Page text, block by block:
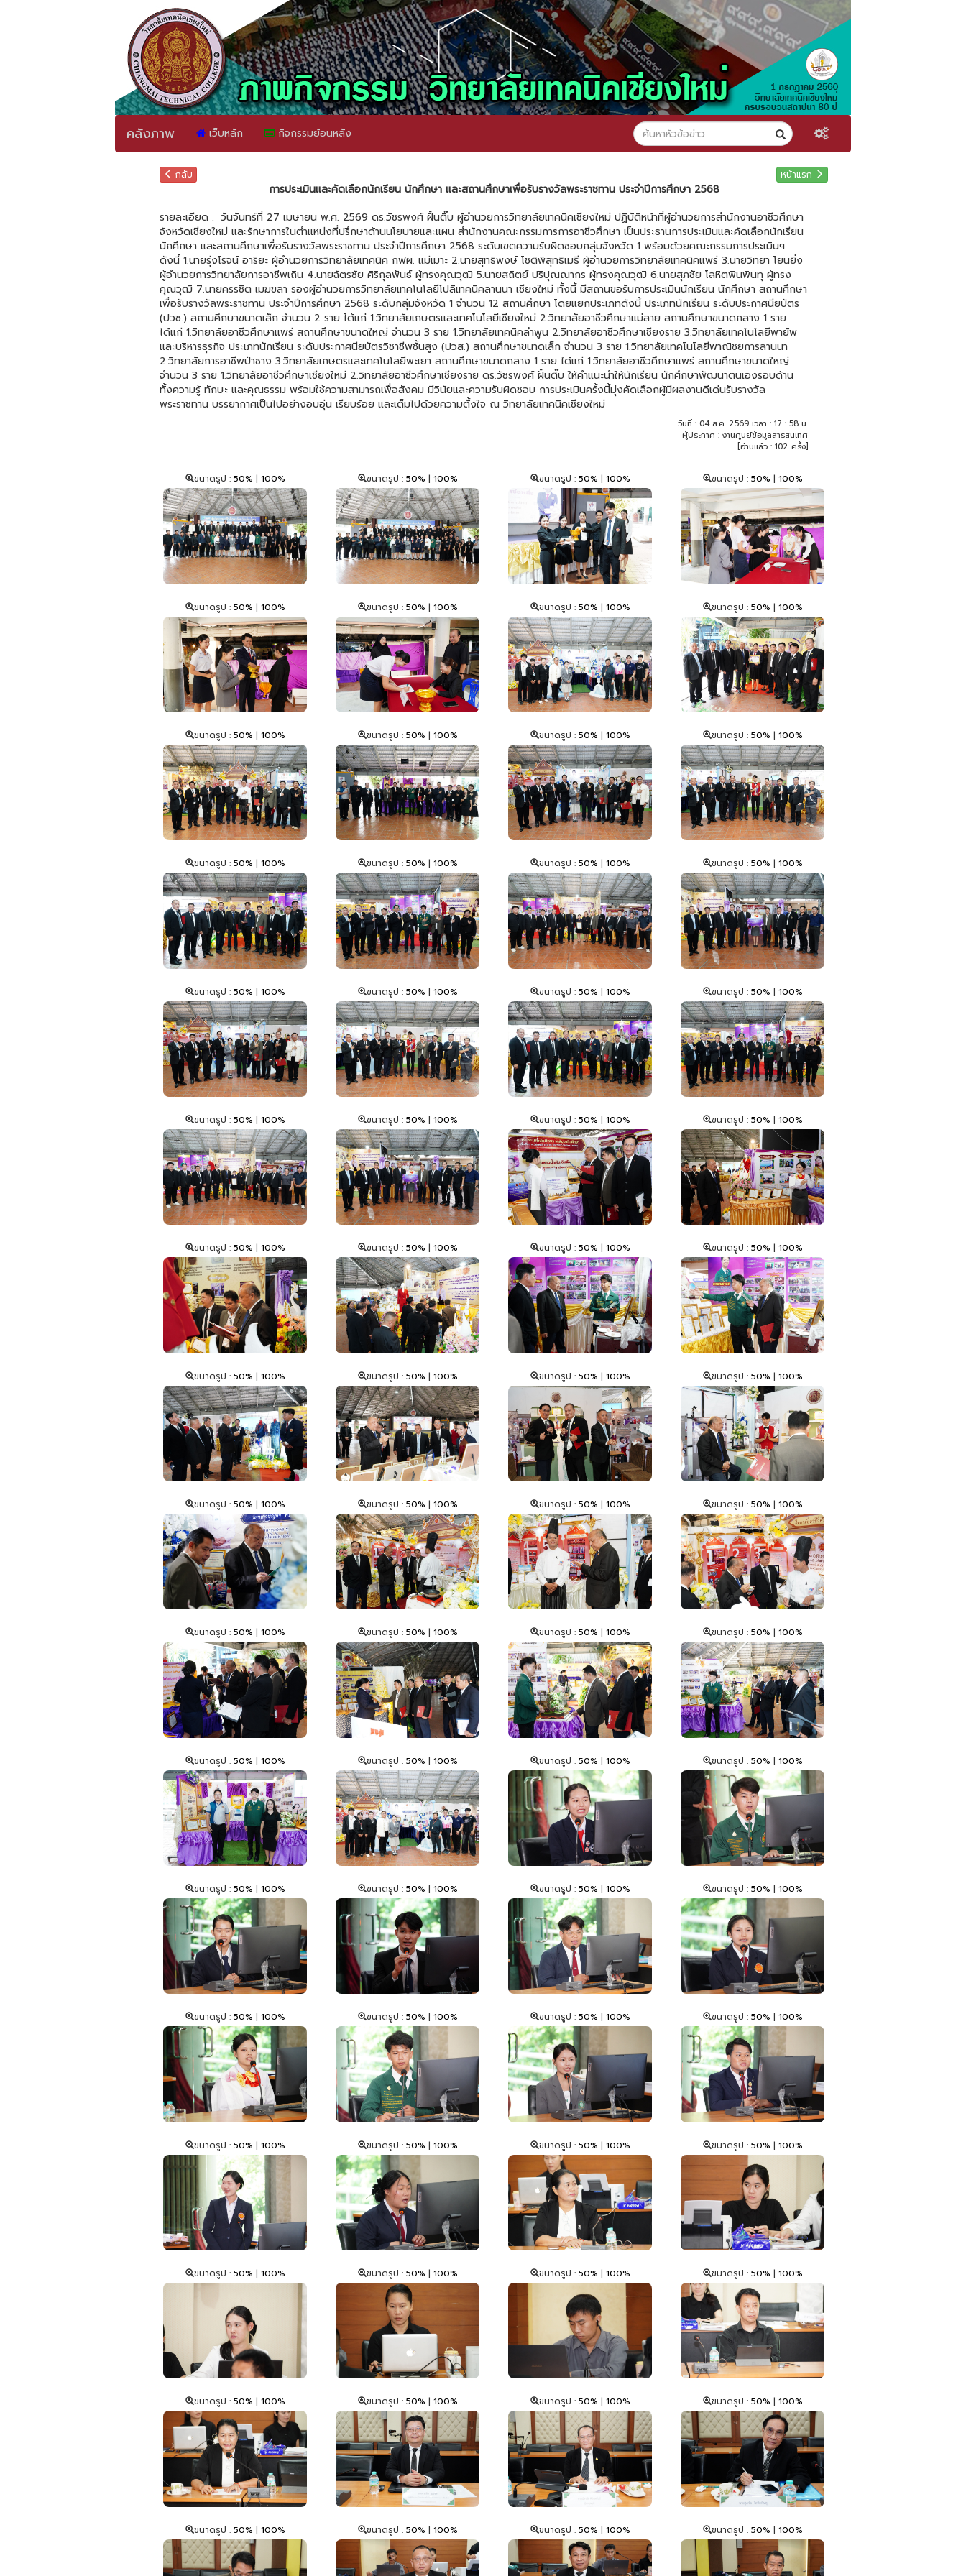
คลังภาพ เว็บหลัก กิจกรรมย้อนหลัง
กลับ หน้าแรก
การประเมินและคัดเลือกนักเรียน นักศึกษา และสถานศึกษาเพื่อรับรางวัลพระราชทาน ประจำปีการศึกษา 2568
รายละเอียด : วันจันทร์ที่ 27 เมษายน พ.ศ. 2569 ดร.วัชรพงศ์ ฝั้นติ๊บ ผู้อำนวยการวิทยาลัยเทคนิคเชียงใหม่ ปฏิบัติหน้าที่ผู้อำนวยการสำนักงานอาชีวศึกษา
จังหวัดเชียงใหม่ และรักษาการในตำแหน่งที่ปรึกษาด้านนโยบายและแผน สำนักงานคณะกรรมการการอาชีวศึกษา เป็นประธานการประเมินและคัดเลือกนักเรียน
นักศึกษา และสถานศึกษาเพื่อรับรางวัลพระราชทาน ประจำปีการศึกษา 2568 ระดับเขตความรับผิดชอบกลุ่มจังหวัด 1 พร้อมด้วยคณะกรรมการประเมินฯ
ดังนี้ 1.นายรุ่งโรจน์ อาริยะ ผู้อำนวยการวิทยาลัยเทคนิค กฟผ. แม่เมาะ 2.นายสุทธิพงษ์ โชติพิสุทธิเมธี ผู้อำนวยการวิทยาลัยเทคนิคแพร่ 3.นายวิทยา โยนยิ่ง
ผู้อำนวยการวิทยาลัยการอาชีพเถิน 4.นายฉัตรชัย ศิริกุลพันธ์ ผู้ทรงคุณวุฒิ 5.นายสถิตย์ ปริปุณณากร ผู้ทรงคุณวุฒิ 6.นายสุภชัย โลหิตพินพินทุ ผู้ทรง
คุณวุฒิ 7.นายครรชิต เมฆขลา รองผู้อำนวยการวิทยาลัยเทคโนโลยีโปลิเทคนิคลานนา เชียงใหม่ ทั้งนี้ มีสถานขอรับการประเมินนักเรียน นักศึกษา สถานศึกษา
เพื่อรับรางวัลพระราชทาน ประจำปีการศึกษา 2568 ระดับกลุ่มจังหวัด 1 จำนวน 12 สถานศึกษา โดยแยกประเภทดังนี้ ประเภทนักเรียน ระดับประกาศนียบัตร
(ปวช.) สถานศึกษาขนาดเล็ก จำนวน 2 ราย ได้แก่ 1.วิทยาลัยเกษตรและเทคโนโลยีเชียงใหม่ 2.วิทยาลัยอาชีวศึกษาแม่สาย สถานศึกษาขนาดกลาง 1 ราย
ได้แก่ 1.วิทยาลัยอาชีวศึกษาแพร่ สถานศึกษาขนาดใหญ่ จำนวน 3 ราย 1.วิทยาลัยเทคนิคลำพูน 2.วิทยาลัยอาชีวศึกษาเชียงราย 3.วิทยาลัยเทคโนโลยีพายัพ
และบริหารธุรกิจ ประเภทนักเรียน ระดับประกาศนียบัตรวิชาชีพชั้นสูง (ปวส.) สถานศึกษาขนาดเล็ก จำนวน 3 ราย 1.วิทยาลัยเทคโนโลยีพาณิชยการลานนา
2.วิทยาลัยการอาชีพป่าซาง 3.วิทยาลัยเกษตรและเทคโนโลยีพะเยา สถานศึกษาขนาดกลาง 1 ราย ได้แก่ 1.วิทยาลัยอาชีวศึกษาแพร่ สถานศึกษาขนาดใหญ่
จำนวน 3 ราย 1.วิทยาลัยอาชีวศึกษาเชียงใหม่ 2.วิทยาลัยอาชีวศึกษาเชียงราย ดร.วัชรพงศ์ ฝั้นติ๊บ ให้คำแนะนำให้นักเรียน นักศึกษาพัฒนาตนเองรอบด้าน
ทั้งความรู้ ทักษะ และคุณธรรม พร้อมใช้ความสามารถเพื่อสังคม มีวินัยและความรับผิดชอบ การประเมินครั้งนี้มุ่งคัดเลือกผู้มีผลงานดีเด่นรับรางวัล
พระราชทาน บรรยากาศเป็นไปอย่างอบอุ่น เรียบร้อย และเต็มไปด้วยความตั้งใจ ณ วิทยาลัยเทคนิคเชียงใหม่
วันที่ : 04 ส.ค. 2569 เวลา : 17 : 58 น.
ผู้ประกาศ : งานศูนย์ข้อมูลสารสนเทศ
[อ่านแล้ว : 102 ครั้ง]
ขนาดรูป : 50% | 100% ขนาดรูป : 50% | 100% ขนาดรูป : 50% | 100% ขนาดรูป : 50% | 100%
ขนาดรูป : 50% | 100% ขนาดรูป : 50% | 100% ขนาดรูป : 50% | 100% ขนาดรูป : 50% | 100%
ขนาดรูป : 50% | 100% ขนาดรูป : 50% | 100% ขนาดรูป : 50% | 100% ขนาดรูป : 50% | 100%
ขนาดรูป : 50% | 100% ขนาดรูป : 50% | 100% ขนาดรูป : 50% | 100% ขนาดรูป : 50% | 100%
ขนาดรูป : 50% | 100% ขนาดรูป : 50% | 100% ขนาดรูป : 50% | 100% ขนาดรูป : 50% | 100%
ขนาดรูป : 50% | 100% ขนาดรูป : 50% | 100% ขนาดรูป : 50% | 100% ขนาดรูป : 50% | 100%
ขนาดรูป : 50% | 100% ขนาดรูป : 50% | 100% ขนาดรูป : 50% | 100% ขนาดรูป : 50% | 100%
ขนาดรูป : 50% | 100% ขนาดรูป : 50% | 100% ขนาดรูป : 50% | 100% ขนาดรูป : 50% | 100%
ขนาดรูป : 50% | 100% ขนาดรูป : 50% | 100% ขนาดรูป : 50% | 100% ขนาดรูป : 50% | 100%
ขนาดรูป : 50% | 100% ขนาดรูป : 50% | 100% ขนาดรูป : 50% | 100% ขนาดรูป : 50% | 100%
ขนาดรูป : 50% | 100% ขนาดรูป : 50% | 100% ขนาดรูป : 50% | 100% ขนาดรูป : 50% | 100%
ขนาดรูป : 50% | 100% ขนาดรูป : 50% | 100% ขนาดรูป : 50% | 100% ขนาดรูป : 50% | 100%
ขนาดรูป : 50% | 100% ขนาดรูป : 50% | 100% ขนาดรูป : 50% | 100% ขนาดรูป : 50% | 100%
ขนาดรูป : 50% | 100% ขนาดรูป : 50% | 100% ขนาดรูป : 50% | 100% ขนาดรูป : 50% | 100%
ขนาดรูป : 50% | 100% ขนาดรูป : 50% | 100% ขนาดรูป : 50% | 100% ขนาดรูป : 50% | 100%
ขนาดรูป : 50% | 100% ขนาดรูป : 50% | 100% ขนาดรูป : 50% | 100% ขนาดรูป : 50% | 100%
ขนาดรูป : 50% | 100% ขนาดรูป : 50% | 100% ขนาดรูป : 50% | 100% ขนาดรูป : 50% | 100%